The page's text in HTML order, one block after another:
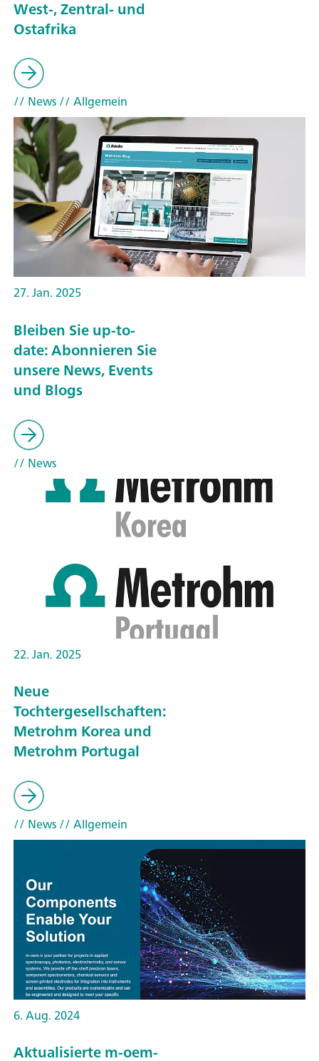
West-, Zentral- und
Ostafrika
// News// Allgemein
27. Jan. 2025
Bleiben Sie up-to-
date: Abonnieren Sie
unsere News, Events
und Blogs
// News
22. Jan. 2025
Neue
Tochtergesellschaften:
Metrohm Korea und
Metrohm Portugal
// News// Allgemein
6. Aug. 2024
Aktualisierte m-oem-